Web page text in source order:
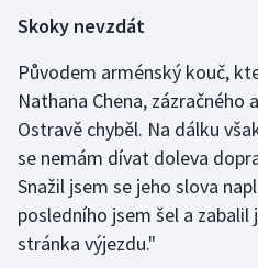
Parasport
Plavání
Plážový volejbal
Skoky nevzdát
Původem arménský kouč,
Nathana Chena, zázračného
Ostravě chyběl. Na dálku
se nemám dívat doleva
Snažil jsem se jeho slova
posledního jsem šel a
stránka výjezdu."